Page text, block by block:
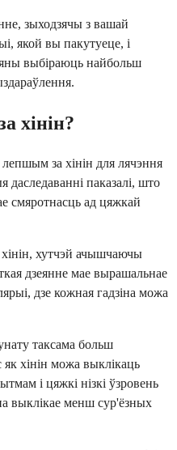
зыходзячы з вашай
якой вы пакутуеце, і
выбіраюць найбольш
хінін?
за хінін для лячэння
даследаванні паказалі, што
смяротнасць ад цяжкай
хутчэй ачышчаючы
дзеянне мае вырашальнае
дзе кожная гадзіна можа
таксама больш
хінін можа выклікаць
і цяжкі нізкі ўзровень
выклікае менш сур'ёзных